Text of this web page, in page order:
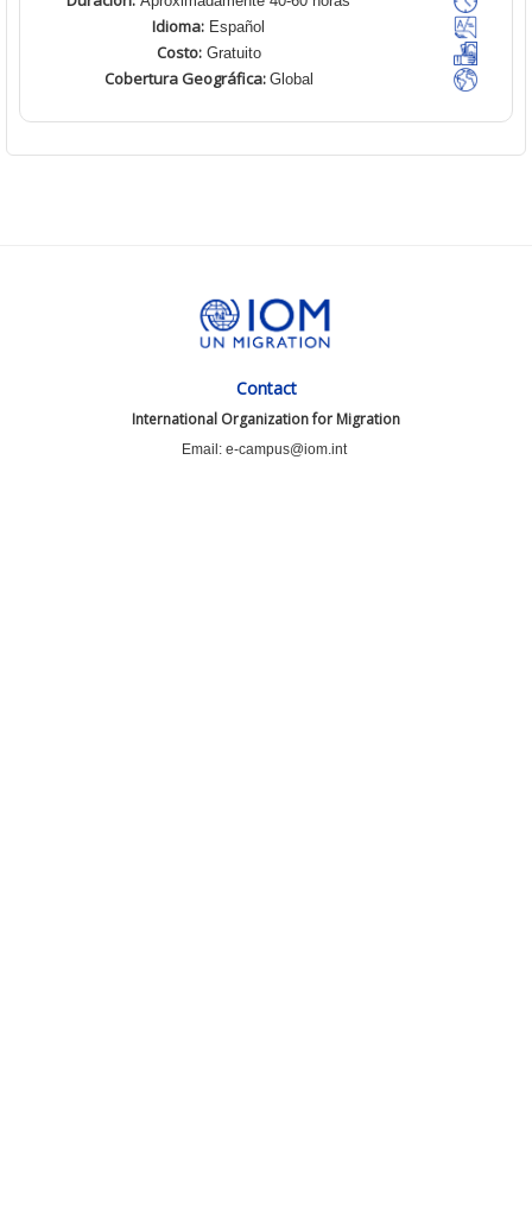
Idioma:
Costo:Gratuito
Cobertura Geográfica
Contact
International Organization for Migration
Email: e-campus@iom.int